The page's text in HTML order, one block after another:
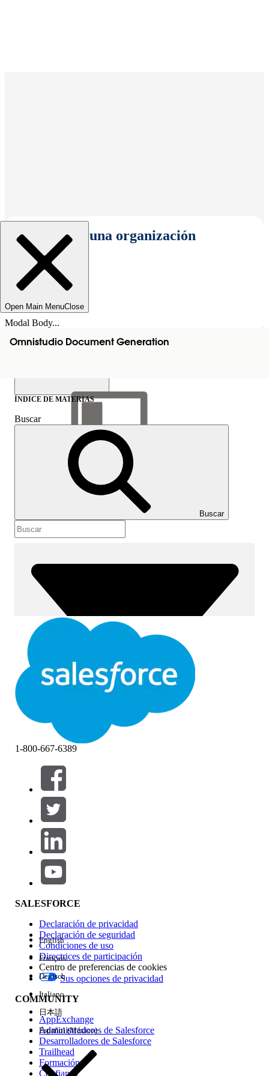
Seleccionar una organización
Open Main MenuClose
Modal Body...
Omnistudio Document Generation
Mostrar índice de
materias
Índice de materias
ÍNDICE DE MATERIAS
Buscar
Buscar
Filtros (0)
SELECCIONAR FILTROS
Área de productos
Repercusión de función
Edición
Experiencia
1-800-667-6389
SALESFORCE
Declaración de privacidad
Declaración de seguridad
Condiciones de uso
Directrices de participación
Centro de preferencias de cookies
Sus opciones de privacidad
COMMUNITY
AppExchange
Administradores de Salesforce
Desarrolladores de Salesforce
Trailhead
Formación
Confianza
English
Français
Deutsch
Italiano
日本語
Español (México)